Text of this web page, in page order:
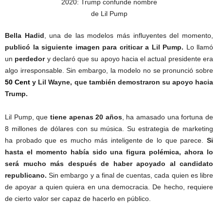
Bella Hadid , una de las modelos más influyentes del momento,
publicó la siguiente imagen para criticar a Lil Pump. Lo llamó
un perdedory declaró que su apoyo hacia el actual presidente era
algo irresponsable. Sin embargo, la modelo no se pronunció sobre
50 Cent y Lil Wayne, que también demostraron su apoyo hacia
Trump.
Lil Pump, que tiene apenas 20 años, ha amasado una fortuna de
8 millones de dólares con su música. Su estrategia de marketing
ha probado que es mucho más inteligente de lo que parece. Si
hasta el momento había sido una figura polémica, ahora lo
será mucho más después de haber apoyado al candidato
republicano. Sin embargo y a final de cuentas, cada quien es libre
de apoyar a quien quiera en una democracia. De hecho, requiere
de cierto valor ser capaz de hacerlo en público.